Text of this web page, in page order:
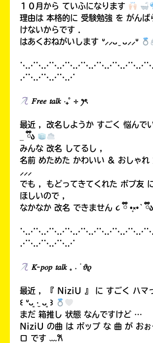
１０月から ていふになります
理由は 本格的に 受験勉強 を がんば
けないからです .
はあくおねがいします ᐡ⸝⸝ᴗ ̫ ᴗ⸝⸝ᐡ
⋰⋱⋰⋱⋰⋱⋰
𝐹𝑟𝑒𝑒 𝑡𝑎𝑙𝑘 ‧₊˚ ⊹ ꫂৎ
最近 ，改名しようか すごく 悩んで
_ ྀིა
みんな 改名 してるし ，
名前 めためた かわいい & おしゃれ
⸝⸝⸝
でも ，もどってきてくれた ポプ友
ほしいので ，
なかなか 改名 できません ૮ ྀི •̥༝•` ྀིა
⋰⋱⋰⋱⋰⋱⋰
𝐾-𝑝𝑜𝑝 𝑡𝑎𝑙𝑘 𓈒 ˖ ࣪ 𝜗𝜚
最近 ，『 NiziU 』 に すごく ハマ
꒰ ᐡᴗ͈ ·̫ ᴗ͈ ꒱
まだ 箱推し 状態 なんですけど …
NiziU の曲 は ポップ な 曲 が おぉ
ロ です ﹏𐙚